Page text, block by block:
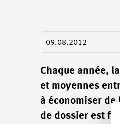
09.08.2012
Chaque année,
et moyennes
à économiser
de dossier est